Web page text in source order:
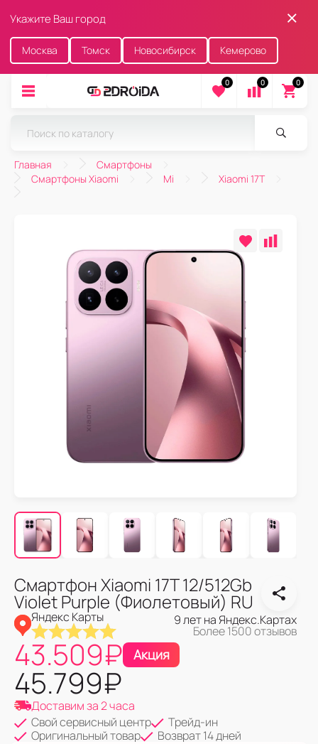
Укажите Ваш город
Москва Томск Новосибирск Кемерово
0 0 0
Главная
Смартфоны
Смартфоны Xiaomi
Mi Xiaomi 17T
Смартфон Xiaomi 17T 12/512Gb
Violet Purple (Фиолетовый) RU
Яндекс Карты 9 лет на Яндекс.Картах
Более 1500 отзывов
43.509₽ Акция
45.799₽
Доставим за 2 часа
Свой сервисный центр
Трейд-ин
Оригинальный товар
Возврат 14 дней